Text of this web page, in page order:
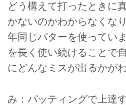
どう構えて打ったときに
かないのかわからなくな
年同じパターを使ってい
を長く使い続けることで
にどんなミスが出るかが
み：パッティングで上達